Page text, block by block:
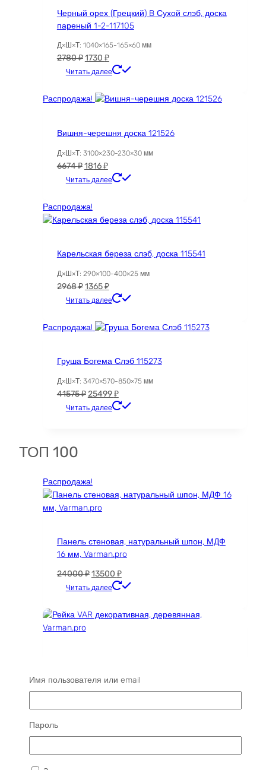
Черный орех (Грецкий) B Сухой слэб, доска
пареный 1-2-117105
Д×Ш×Т: 1040×165-165×60 мм
2780₽Первоначальная
цена
2780 ₽.
1730 ₽Текущая
цена:
Читать далее
Распродажа!
Вишня-черешня доска 121526
Д×Ш×Т: 3100×230-230×30 мм
6674₽Первоначальная
цена
6674 ₽.
1816₽Текущая
цена:
Читать далее
Распродажа!
Карельская береза слэб, доска 115541
Д×Ш×Т: 290×100-400×25 мм
2968₽Первоначальная
цена
2968 ₽.
1365₽Текущая
цена:
Читать далее
Распродажа!
Груша Богема Слэб 115273
Д×Ш×Т: 3470×570-850×75 мм
41575₽ Первоначальная
цена
25499₽Текущая
цена:
Читать далее
ТОП 100
Распродажа!
Панель стеновая, натуральный шпон, МДФ
16 мм, Varman.pro
24000₽Первоначальная
цена
24000 ₽.
13500 ₽Текущая
цена:
Читать далее
имеет
выбрать
на
11200₽–37000₽Диапазон
Читать далее
Имя пользователя или email
Пароль